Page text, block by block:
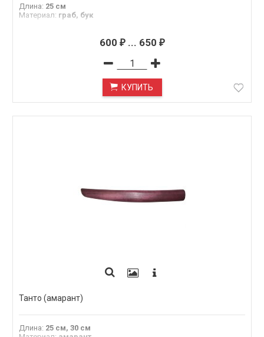
Длина: 25 см
Материал: граб, бук
600 ₽... 650 ₽
КУПИТЬ
Танто (амарант)
Длина: 25 см, 30 см